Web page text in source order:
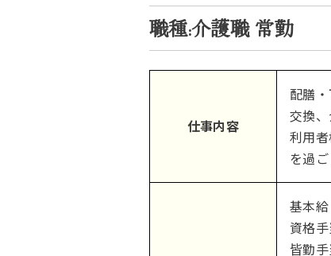
職種:介護職 常勤
仕事内容
配膳
交換
利用
を過
基本
資格
皆勤